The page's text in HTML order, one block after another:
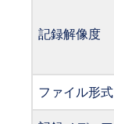
記録解像度
ファイル形式